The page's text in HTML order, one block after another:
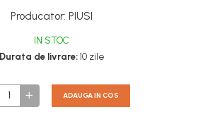
Producator: PIUSI
IN STOC
Durata de livrare:10 zile
ADAUGA IN COS